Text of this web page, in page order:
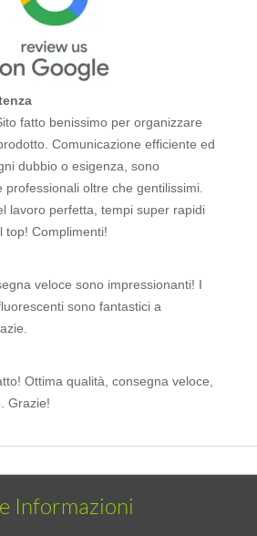
fatto benissimo per organizzare
Comunicazione efficiente ed
dubbio o esigenza, sono
professionali oltre che gentilissimi.
lavoro perfetta, tempi super rapidi
top! Complimenti!
veloce sono impressionanti! I
sono fantastici a
Ottima qualità, consegna veloce,
Grazie!
Informazioni